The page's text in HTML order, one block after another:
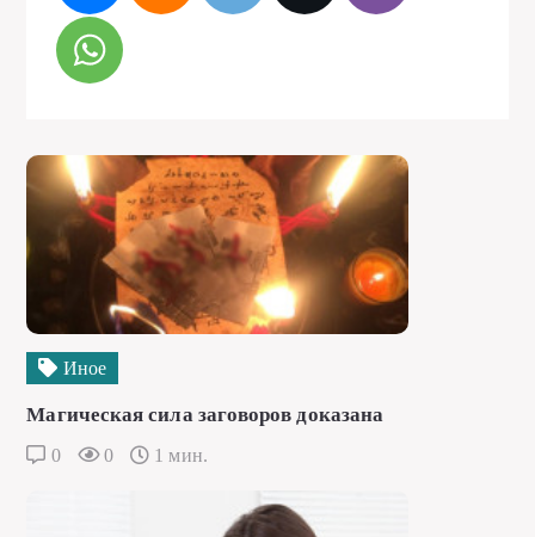
Иное
Магическая сила заговоров доказана
0 0 1 мин.